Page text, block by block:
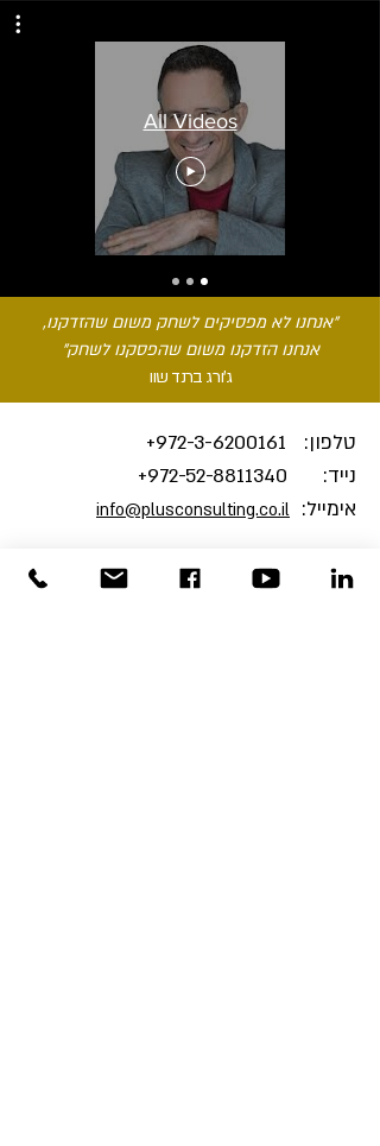
All Videos
"אנחנו לא מפסיקים לשחק משום שהזדקנו,
אנחנו הזדקנו משום שהפסקנו לשחק"
ג'ורג ברנד שוו
טלפון: 972-3-6200161+
נייד: 972-52-8811340
+
אימייל: info@plusconsulting.co.il